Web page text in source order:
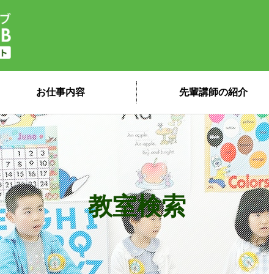
子ども英会話ペッピーキッズクラブ 講
お仕事内容 先輩講師の紹介
教室検索